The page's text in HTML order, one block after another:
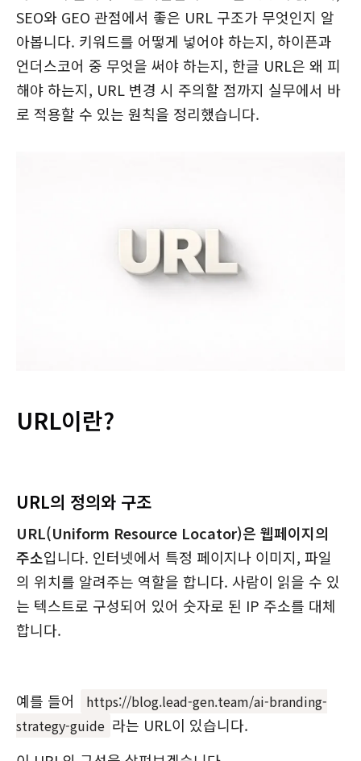
SEO와 GEO 관점에서 좋은 URL 구조가 무엇인지 알
아봅니다. 키워드를 어떻게 넣어야 하는지, 하이픈과
언더스코어 중 무엇을 써야 하는지, 한글 URL은 왜 피
해야 하는지, URL 변경 시 주의할 점까지 실무에서 바
로 적용할 수 있는 원칙을 정리했습니다.
URL이란?
URL의 정의와 구조
URL(Uniform Resource Locator)은 웹페이지의
주소입니다. 인터넷에서 특정 페이지나 이미지, 파일
의 위치를 알려주는 역할을 합니다. 사람이 읽을 수 있
는 텍스트로 구성되어 있어 숫자로 된 IP 주소를 대체
합니다.
예를 들어
https://blog.lead-gen.team/ai-branding-
strategy-guide 라는 URL이 있습니다.